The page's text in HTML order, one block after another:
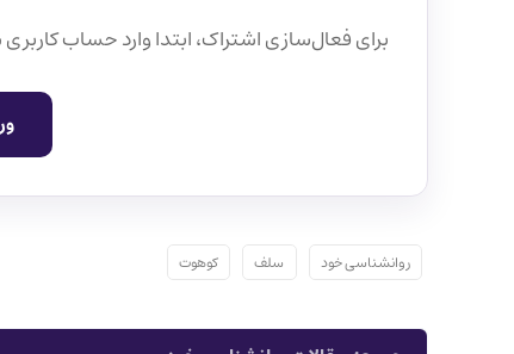
برای فعال‌سازی اشتراک، ابتدا وارد حساب
روانشناسی خود سلف کوهوت